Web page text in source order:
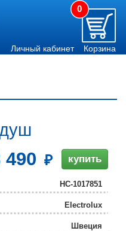
0
Личный кабинет Корзина
490 купить
НС-1017851
Electrolux
Швеция